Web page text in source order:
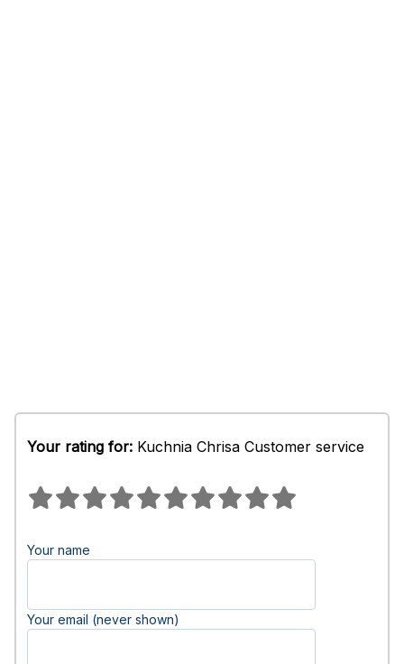
Your rating for: Kuchnia Chrisa Customer service
Your name
Your email (never shown)